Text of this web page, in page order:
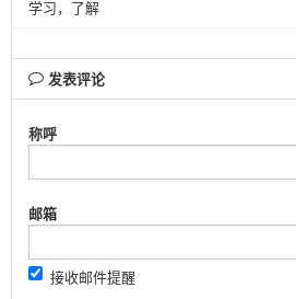
学习，了解
发表评论
称呼
邮箱
接收邮件提醒